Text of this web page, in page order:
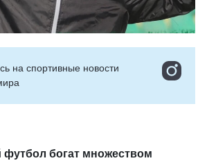
на cпортивные новости
футбол богат множеством